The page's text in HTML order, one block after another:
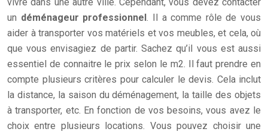
un déménageur professionnel. Il a comme rôle de vous
aider à transporter vos matériels et vos meubles, et cela, où
que vous envisagiez de partir. Sachez qu’il vous est aussi
essentiel de connaitre le prix selon le m2. Il faut prendre en
compte plusieurs critères pour calculer le devis. Cela inclut
la distance, la saison du déménagement, la taille des objets
à transporter, etc. En fonction de vos besoins, vous avez le
choix entre plusieurs locations. Vous pouvez choisir une